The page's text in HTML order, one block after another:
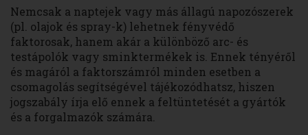
Nemcsak a naptejek vagy más állagú napozószerek
(pl. olajok és spray-k) lehetnek fényvédő
faktorosak, hanem akár a különböző arc- és
testápolók vagy sminktermékek is. Ennek tényéről
és magáról a faktorszámról minden esetben a
csomagolás segítségével tájékozódhatsz, hiszen
jogszabály írja elő ennek a feltüntetését a gyártók
és a forgalmazók számára.